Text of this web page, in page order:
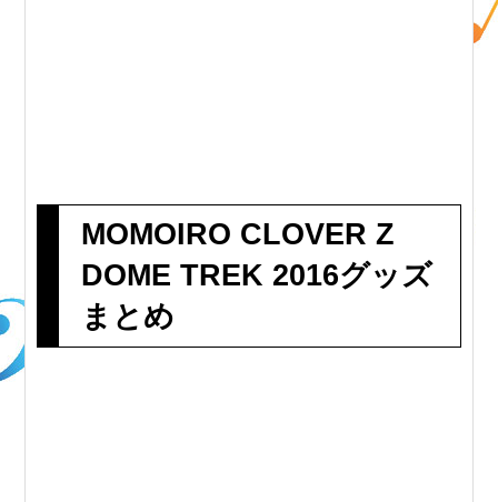
MOMOIRO CLOVER Z
DOME TREK 2016グッズ
まとめ